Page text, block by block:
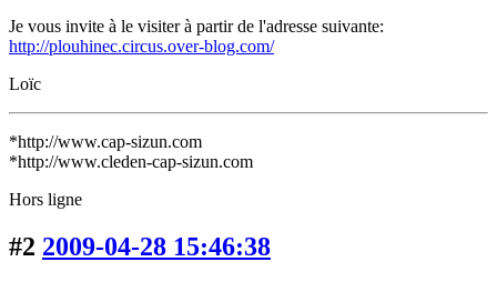
Je vous invite à le visiter à partir de l'adresse suivante:
http://plouhinec.circus.over-blog.com/
Loïc
*http://www.cap-sizun.com
*http://www.cleden-cap-sizun.com
Hors ligne
#2 2009-04-28 15:46:38